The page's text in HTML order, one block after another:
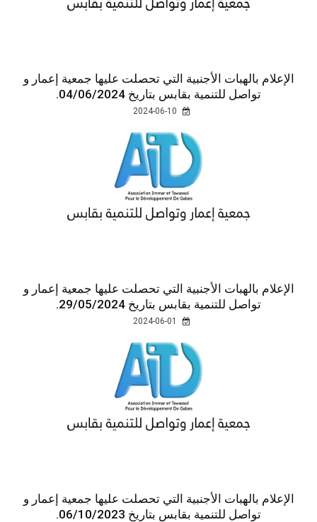
الإعلام بالهبات الأجنبية التي تحصلت عليها جمعية إعمار و
تواصل للتنمية بقابس بتاريخ 04/06/2024.
الإعلام بالهبات الأجنبية التي تحصلت عليها جمعية إعمار و
تواصل للتنمية بقابس بتاريخ 29/05/2024.
الإعلام بالهبات الأجنبية التي تحصلت عليها جمعية إعمار و
تواصل للتنمية بقابس بتاريخ 06/10/2023.